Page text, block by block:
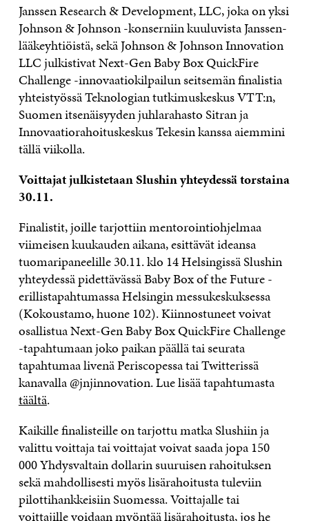
Janssen Research & Development, LLC, joka on yksi
Johnson & Johnson -konserniin kuuluvista Janssen-
lääkeyhtiöistä, sekä Johnson & Johnson Innovation
LLC julkistivat Next-Gen Baby Box QuickFire
Challenge -innovaatiokilpailun seitsemän finalistia
yhteistyössä Teknologian tutkimuskeskus VTT:n,
Suomen itsenäisyyden juhlarahasto Sitran ja
Innovaatiorahoituskeskus Tekesin kanssa aiemmini
tällä viikolla.
Voittajat julkistetaan Slushin yhteydessä torstaina
30.11.
Finalistit, joille tarjottiin mentorointiohjelmaa
viimeisen kuukauden aikana, esittävät ideansa
tuomaripaneelille 30.11. klo 14 Helsingissä Slushin
yhteydessä pidettävässä Baby Box of the Future -
erillistapahtumassa Helsingin messukeskuksessa
(Kokoustamo, huone 102). Kiinnostuneet voivat
osallistua Next-Gen Baby Box QuickFire Challenge
-tapahtumaan joko paikan päällä tai seurata
tapahtumaa livenä Periscopessa tai Twitterissä
kanavalla @jnjinnovation. Lue lisää tapahtumasta
täältä.
Kaikille finalisteille on tarjottu matka Slushiin ja
valittu voittaja tai voittajat voivat saada jopa 150
000 Yhdysvaltain dollarin suuruisen rahoituksen
sekä mahdollisesti myös lisärahoitusta tuleviin
pilottihankkeisiin Suomessa. Voittajalle tai
voittajille voidaan myöntää lisärahoitusta, jos he